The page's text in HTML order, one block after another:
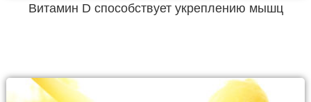
Витамин D способствует укреплению мышц